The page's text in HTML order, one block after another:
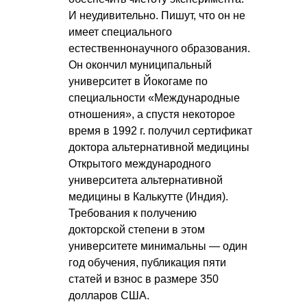
И неудивительно. Пишут, что он не
имеет специального
естественнонаучного образования.
Он окончил муниципальный
университет в Йокогаме по
специальности «Международные
отношения», а спустя некоторое
время в 1992 г. получил сертификат
доктора альтернативной медицины
Открытого международного
университета альтернативной
медицины в Калькутте (Индия).
Требования к получению
докторской степени в этом
университете минимальны — один
год обучения, публикация пяти
статей и взнос в размере 350
долларов США.